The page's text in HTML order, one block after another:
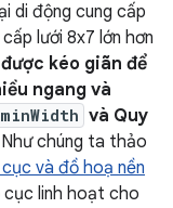
di động cung cấp
lưới 8x7 lớn hơn
kéo giãn để
ngang và
minWidth và Quy
Như chúng ta thảo
và đồ hoạ nền
cục linh hoạt cho